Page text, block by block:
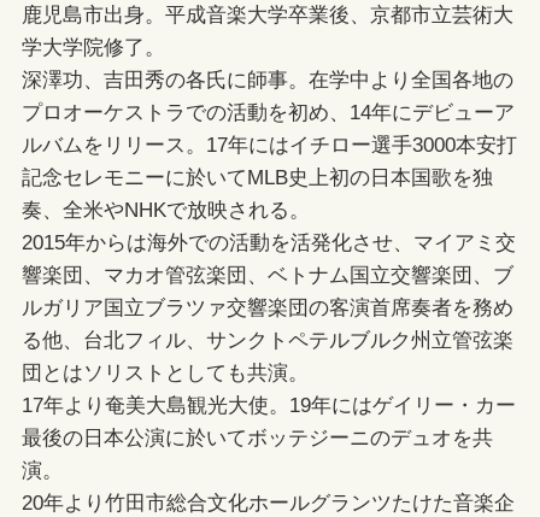
鹿児島市出身。平成音楽大学卒業後、京都市立芸術大
学大学院修了。
深澤功、吉田秀の各氏に師事。在学中より全国各地の
プロオーケストラでの活動を初め、14年にデビューア
ルバムをリリース。17年にはイチロー選手3000本安打
記念セレモニーに於いてMLB史上初の日本国歌を独
奏、全米やNHKで放映される。
2015年からは海外での活動を活発化させ、マイアミ交
響楽団、マカオ管弦楽団、ベトナム国立交響楽団、ブ
ルガリア国立ブラツァ交響楽団の客演首席奏者を務め
る他、台北フィル、サンクトペテルブルク州立管弦楽
団とはソリストとしても共演。
17年より奄美大島観光大使。19年にはゲイリー・カー
最後の日本公演に於いてボッテジーニのデュオを共
演。
20年より竹田市総合文化ホールグランツたけた音楽企